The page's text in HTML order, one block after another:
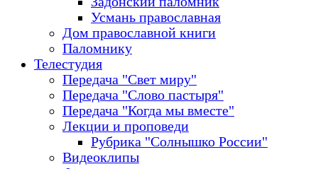
Усмань православная
Дом православной книги
Паломнику
Телестудия
Передача "Свет миру"
Передача "Слово пастыря"
Передача "Когда мы вместе"
Лекции и проповеди
Рубрика "Солнышко России"
Видеоклипы